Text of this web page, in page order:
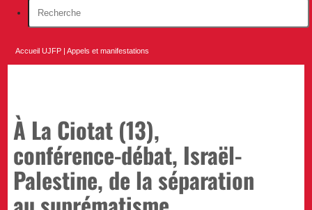
Accueil UJFP |Appels et manifestations
À La Ciotat (13),
conférence-débat, Israël-
Palestine, de la séparation